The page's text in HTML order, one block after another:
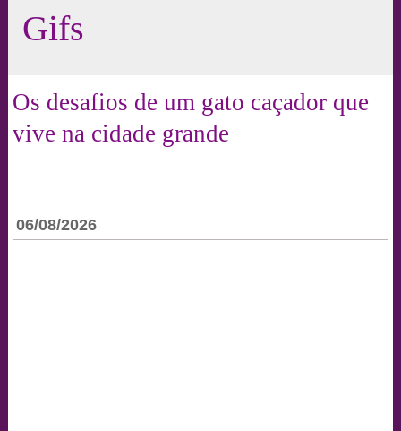
Gifs
Os desafios de um gato caçador que
vive na cidade grande
06/08/2026